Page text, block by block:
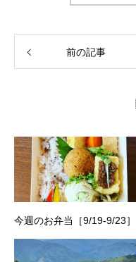
前の記事
今週のお弁当［9/19-9/23］